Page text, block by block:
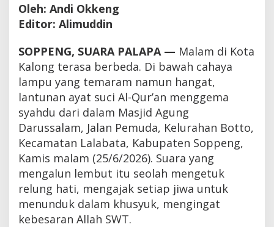
Oleh: Andi Okkeng
Editor: Alimuddin
SOPPENG, SUARA PALAPA — Malam di Kota
Kalong terasa berbeda. Di bawah cahaya
lampu yang temaram namun hangat,
lantunan ayat suci Al-Qur’an menggema
syahdu dari dalam Masjid Agung
Darussalam, Jalan Pemuda, Kelurahan Botto,
Kecamatan Lalabata, Kabupaten Soppeng,
Kamis malam (25/6/2026). Suara yang
mengalun lembut itu seolah mengetuk
relung hati, mengajak setiap jiwa untuk
menunduk dalam khusyuk, mengingat
kebesaran Allah SWT.